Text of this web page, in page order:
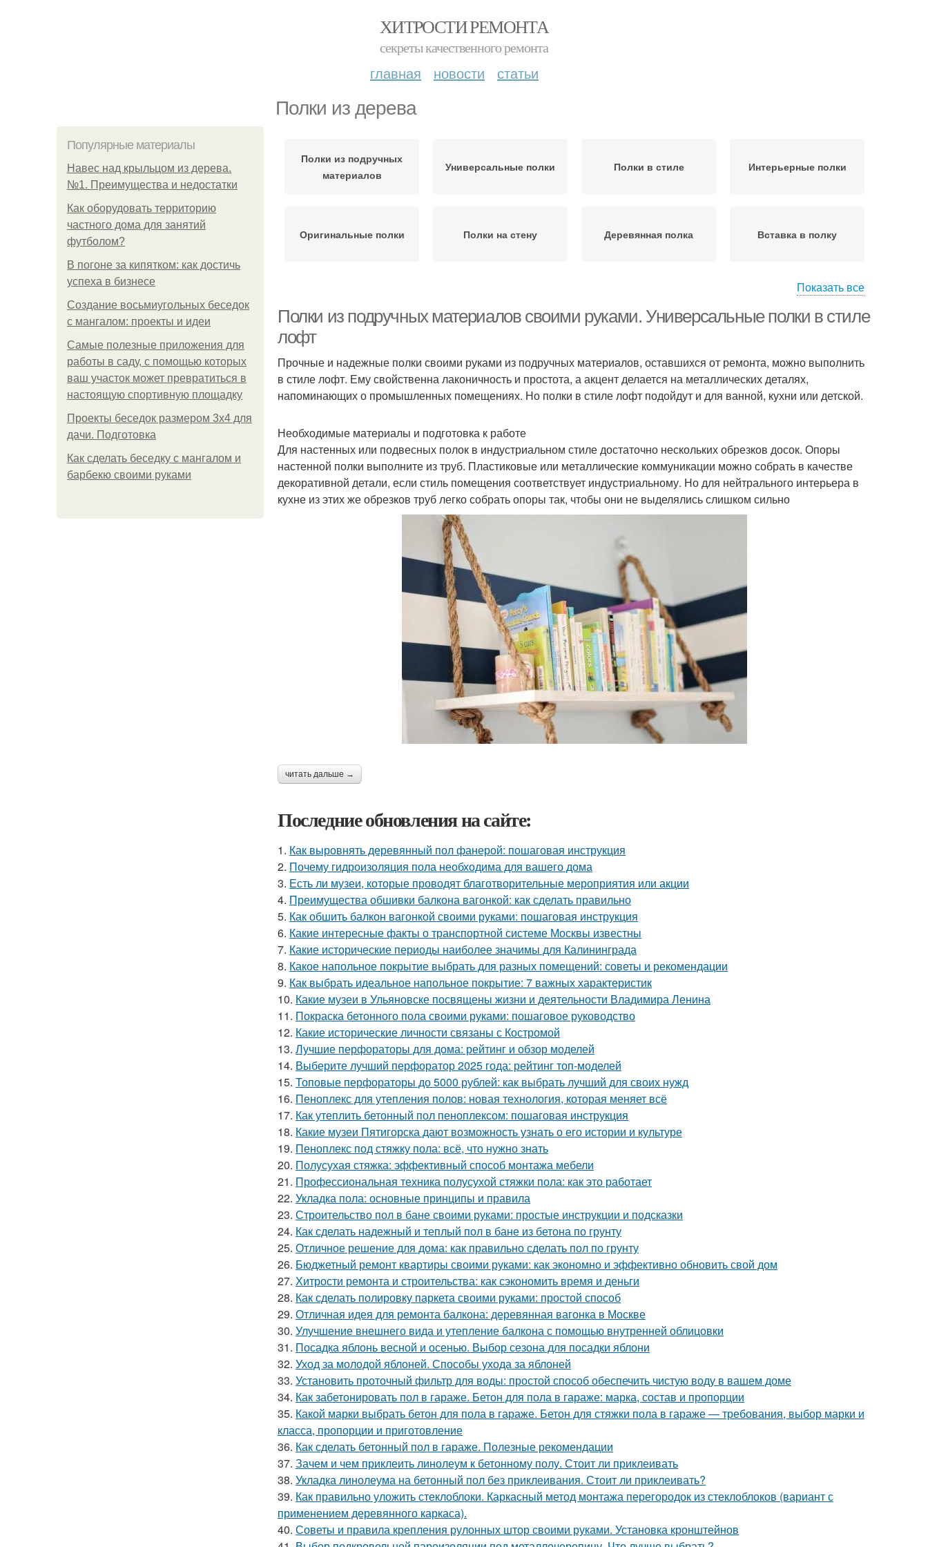
ХИТРОСТИ РЕМОНТА
секреты качественного ремонта
главная новости статьи
Полки из дерева
Популярные материалы
Навес над крыльцом из дерева.
№1. Преимущества и недостатки
Как оборудовать территорию
частного дома для занятий
футболом?
В погоне за кипятком: как достичь
успеха в бизнесе
Создание восьмиугольных беседок
с мангалом: проекты и идеи
Самые полезные приложения для
работы в саду, с помощью которых
ваш участок может превратиться в
настоящую спортивную площадку
Проекты беседок размером 3х4 для
дачи. Подготовка
Как сделать беседку с мангалом и
барбекю своими руками
Полки из подручных
материалов
Универсальные полки Полки в стиле Интерьерные полки
Оригинальные полки Полки на стену Деревянная полка Вставка в полку
Показать все
Полки из подручных материалов своими руками. Универсальные полки в стиле
лофт
Прочные и надежные полки своими руками из подручных материалов, оставшихся от ремонта, можно выполнить
в стиле лофт. Ему свойственна лаконичность и простота, а акцент делается на металлических деталях,
напоминающих о промышленных помещениях. Но полки в стиле лофт подойдут и для ванной, кухни или детской.
Необходимые материалы и подготовка к работе
Для настенных или подвесных полок в индустриальном стиле достаточно нескольких обрезков досок. Опоры
настенной полки выполните из труб. Пластиковые или металлические коммуникации можно собрать в качестве
декоративной детали, если стиль помещения соответствует индустриальному. Но для нейтрального интерьера в
кухне из этих же обрезков труб легко собрать опоры так, чтобы они не выделялись слишком сильно
читать дальше →
Последние обновления на сайте:
1. Как выровнять деревянный пол фанерой: пошаговая инструкция
2. Почему гидроизоляция пола необходима для вашего дома
3. Есть ли музеи, которые проводят благотворительные мероприятия или акции
4. Преимущества обшивки балкона вагонкой: как сделать правильно
5. Как обшить балкон вагонкой своими руками: пошаговая инструкция
6. Какие интересные факты о транспортной системе Москвы известны
7. Какие исторические периоды наиболее значимы для Калининграда
8. Какое напольное покрытие выбрать для разных помещений: советы и рекомендации
9. Как выбрать идеальное напольное покрытие: 7 важных характеристик
10. Какие музеи в Ульяновске посвящены жизни и деятельности Владимира Ленина
11. Покраска бетонного пола своими руками: пошаговое руководство
12. Какие исторические личности связаны с Костромой
13. Лучшие перфораторы для дома: рейтинг и обзор моделей
14. Выберите лучший перфоратор 2025 года: рейтинг топ-моделей
15. Топовые перфораторы до 5000 рублей: как выбрать лучший для своих нужд
16. Пеноплекс для утепления полов: новая технология, которая меняет всё
17. Как утеплить бетонный пол пеноплексом: пошаговая инструкция
18. Какие музеи Пятигорска дают возможность узнать о его истории и культуре
19. Пеноплекс под стяжку пола: всё, что нужно знать
20. Полусухая стяжка: эффективный способ монтажа мебели
21. Профессиональная техника полусухой стяжки пола: как это работает
22. Укладка пола: основные принципы и правила
23. Строительство пол в бане своими руками: простые инструкции и подсказки
24. Как сделать надежный и теплый пол в бане из бетона по грунту
25. Отличное решение для дома: как правильно сделать пол по грунту
26. Бюджетный ремонт квартиры своими руками: как экономно и эффективно обновить свой дом
27. Хитрости ремонта и строительства: как сэкономить время и деньги
28. Как сделать полировку паркета своими руками: простой способ
29. Отличная идея для ремонта балкона: деревянная вагонка в Москве
30. Улучшение внешнего вида и утепление балкона с помощью внутренней облицовки
31. Посадка яблонь весной и осенью. Выбор сезона для посадки яблони
32. Уход за молодой яблоней. Способы ухода за яблоней
33. Установить проточный фильтр для воды: простой способ обеспечить чистую воду в вашем доме
34. Как забетонировать пол в гараже. Бетон для пола в гараже: марка, состав и пропорции
35. Какой марки выбрать бетон для пола в гараже. Бетон для стяжки пола в гараже — требования, выбор марки и
класса, пропорции и приготовление
36. Как сделать бетонный пол в гараже. Полезные рекомендации
37. Зачем и чем приклеить линолеум к бетонному полу. Стоит ли приклеивать
38. Укладка линолеума на бетонный пол без приклеивания. Стоит ли приклеивать?
39. Как правильно уложить стеклоблоки. Каркасный метод монтажа перегородок из стеклоблоков (вариант с
применением деревянного каркаса).
40. Советы и правила крепления рулонных штор своими руками. Установка кронштейнов